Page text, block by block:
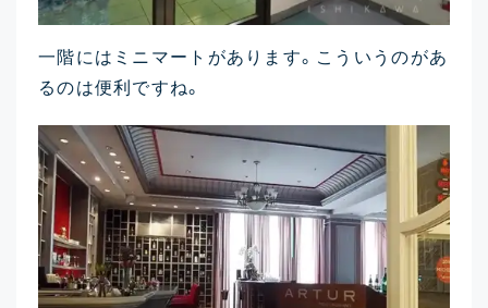
一階にはミニマートがあります。こういうのがあ
るのは便利ですね。